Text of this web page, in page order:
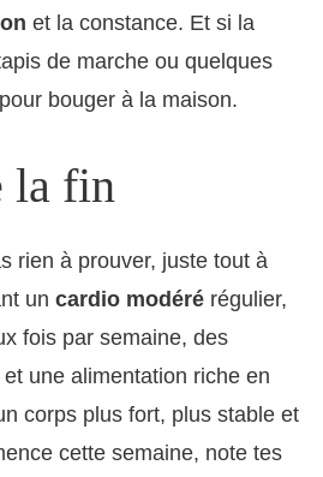
et la constance. Et si la
de marche ou quelques
bouger à la maison.
la fin
rien à prouver, juste tout à
un cardio modéré régulier,
fois par semaine, des
et une alimentation riche en
corps plus fort, plus stable et
cette semaine, note tes